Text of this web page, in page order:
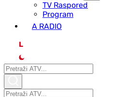
ТV Raspored
Program
A RADIO
L